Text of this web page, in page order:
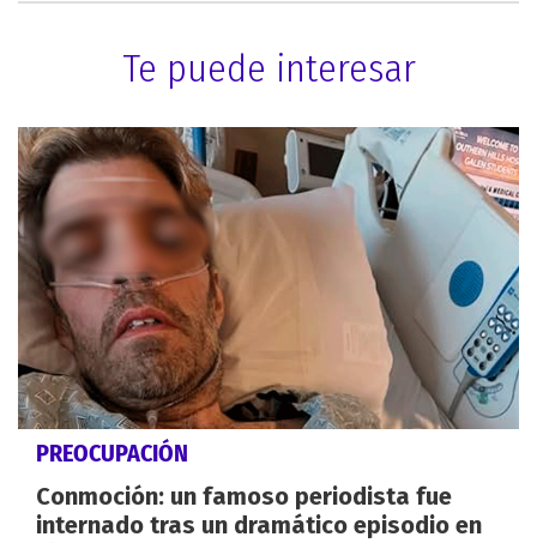
Te puede interesar
PREOCUPACIÓN
Conmoción: un famoso periodista fue
internado tras un dramático episodio en